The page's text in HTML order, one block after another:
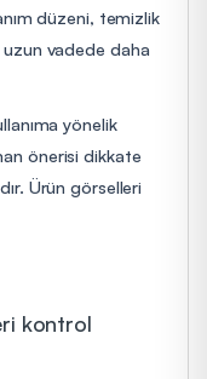
düzeni, temizlik
uzun vadede daha
yönelik
önerisi dikkate
Ürün görselleri
kontrol